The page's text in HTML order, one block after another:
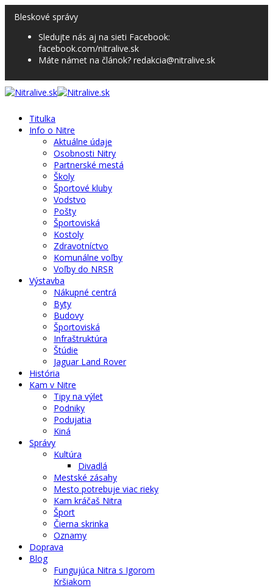
Bleskové správy
Sledujte nás aj na sieti Facebook:
facebook.com/nitralive.sk
Máte námet na článok? redakcia@nitralive.sk
Titulka
Info o Nitre
Aktuálne údaje
Osobnosti Nitry
Partnerské mestá
Školy
Športové kluby
Vodstvo
Pošty
Športoviská
Kostoly
Zdravotníctvo
Komunálne voľby
Voľby do NRSR
Výstavba
Nákupné centrá
Byty
Budovy
Športoviská
Infraštruktúra
Štúdie
Jaguar Land Rover
História
Kam v Nitre
Tipy na výlet
Podniky
Podujatia
Kiná
Správy
Kultúra
Divadlá
Mestské zásahy
Mesto potrebuje viac rieky
Kam kráčaš Nitra
Šport
Čierna skrinka
Oznamy
Doprava
Blog
Fungujúca Nitra s Igorom
Kršiakom